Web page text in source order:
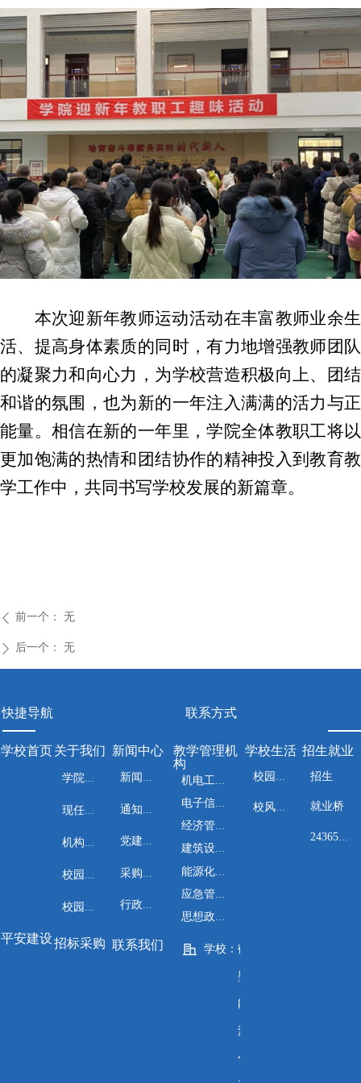
本次迎新年教师运动活动在丰富教师业余生
活、提高身体素质的同时，有力地增强教师团队
的凝聚力和向心力，为学校营造积极向上、团结
和谐的氛围，也为新的一年注入满满的活力与正
能量。相信在新的一年里，学院全体教职工将以
更加饱满的热情和团结协作的精神投入到教育教
学工作中，共同书写学校发展的新篇章。
ꄴ 前一个： 无
ꄲ 后一个： 无
学校： 鹤
壁
能
源
化
联系方式
快捷导航
学校首页关于我们 新闻中心
教学管理机
构
学校生活 招生就业
平安建设招标采购 联系我们
学院介绍
现任领导
机构设置
校园风光
校园地图
新闻资讯
党建工作
行政管理
机电工程系
电子信息工程系
经济管理系
建筑设计与工程系
能源化工与安全工程系
思想政治教学部
校园文化 招生
就业桥